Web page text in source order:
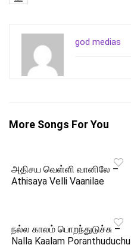
god medias
More Songs For You
அதிசய வெள்ளி வானிலே –
Athisaya Velli Vaanilae
நல்ல காலம் பொறந்துடுச்சு –
Nalla Kaalam Poranthuduchu